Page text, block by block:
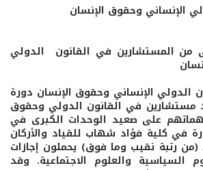
الإنساني وحقوق الإنسان
من المستشارين في القانون الدولي
الدولي الإنساني وحقوق الإنسان دورة
مستشارين في القانون الدولي وحقوق
على صعيد الوحدات الكبرى في
في كلية فؤاد شهاب للقياد والأركان
رتبة نقيب وما فوق) يحملون إجازات
السياسية والعلوم الاجتماعية. وقد